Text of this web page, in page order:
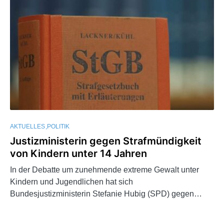
AKTUELLES POLITIK
Justizministerin gegen Strafmündigkeit
von Kindern unter 14 Jahren
In der Debatte um zunehmende extreme Gewalt unter
Kindern und Jugendlichen hat sich
Bundesjustizministerin Stefanie Hubig (SPD) gegen…